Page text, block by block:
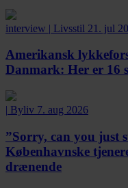
interview | Livsstil 21. jul
Amerikansk
Danmark: Her er 16
| Byliv 7. aug 2026
”Sorry, can you just
Københavnske
drænende